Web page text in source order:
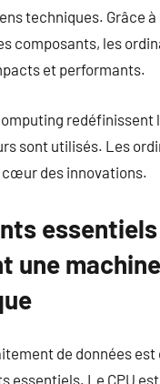
techniques. Grâce à
composants, les
et performants.
redéfinissent
sont utilisés. Les
des innovations.
une machine
de données est
essentiels. Le CPU